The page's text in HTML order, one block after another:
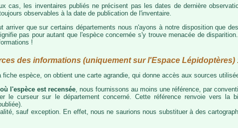
cas, les inventaires publiés ne précisent pas les dates de dernière
observables à la date de publication de l'inventaire.
arriver que sur certains départements nous n'ayons à notre disposition que
pas pour autant que l'espèce concernée s'y trouve menacée de
!
des informations (uniquement sur l'Espace Lépidoptères)
espèce, on obtient une carte agrandie, qui donne accès aux sources
l'espèce est recensée , nous fournissons au moins une référence, par
le curseur sur le département concerné. Cette référence renvoie vers
sauf exception. En effet, nous ne saurions nous substituer à des